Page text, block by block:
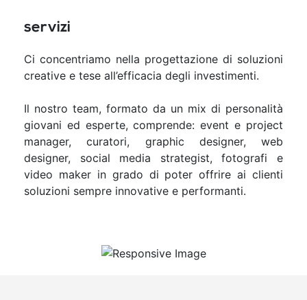
servizi
Ci concentriamo nella progettazione di soluzioni
creative e tese all’efficacia degli investimenti.
Il nostro team, formato da un mix di personalità
giovani ed esperte, comprende: event e project
manager, curatori, graphic designer, web
designer, social media strategist, fotografi e
video maker in grado di poter offrire ai clienti
soluzioni sempre innovative e performanti.